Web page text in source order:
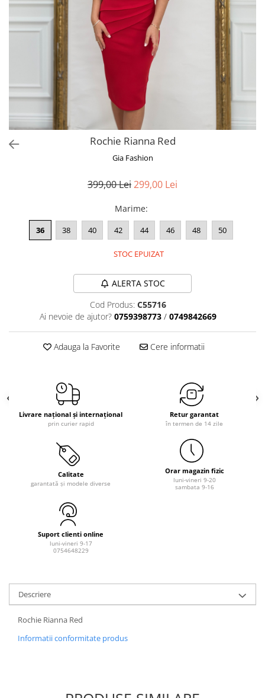
Pantaloni
Paltoane
Tricouri
Traditional
Rochie Rianna Red
Gia Fashion
399,00 Lei299,00 Lei
Marime:
36 38 40 42 44 46 48 50
STOC EPUIZAT
ALERTA STOC
Cod Produs: C55716
Ai nevoie de ajutor? 0759398773 / 0749842669
Adauga la Favorite Cere informatii
Livrare național și internațional
prin curier rapid
Retur garantat
în termen de 14 zile
Calitate
garantată și modele diverse
Orar magazin fizic
luni-vineri 9-20
sambata 9-16
Suport clienti online
luni-vineri 9-17
0754648229
Descriere
Rochie Rianna Red
Informatii conformitate produs